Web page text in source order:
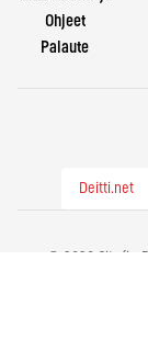
Ohjeet
Palaute
Deitti.net